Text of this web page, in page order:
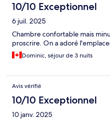
10/10 Exceptionnel
6 juil. 2025
Chambre confortable mais
proscrire. On a adoré
Dominic, séjour de 3 nuits
Avis vérifié
10/10 Exceptionnel
10 janv. 2025